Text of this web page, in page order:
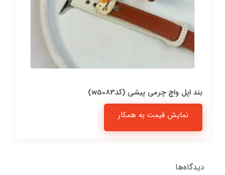
بند اپل واچ چرمی پیشی (کدw5083)
نمایش قیمت به همکار
دیدگاه‌ها